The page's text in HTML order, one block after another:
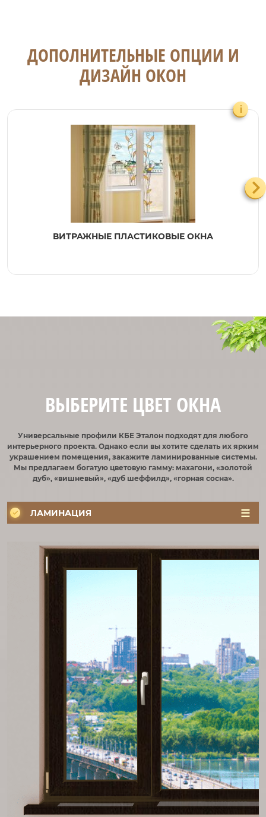
ДОПОЛНИТЕЛЬНЫЕ ОПЦИИ И
ДИЗАЙН ОКОН
ВИТРАЖНЫЕ ПЛАСТИКОВЫЕ ОКНА
i
ВЫБЕРИТЕ ЦВЕТ ОКНА
Универсальные профили КБЕ Эталон подходят для любого
интерьерного проекта. Однако если вы хотите сделать их ярким
украшением помещения, закажите ламинированные системы.
Мы предлагаем богатую цветовую гамму: махагони, «золотой
дуб», «вишневый», «дуб шеффилд», «горная сосна».
ЛАМИНАЦИЯ
ЦВЕТ
РУЧКИ